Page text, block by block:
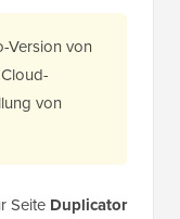
Version von
von
Seite Duplicator